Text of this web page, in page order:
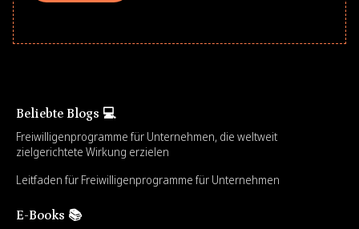
Beliebte Blogs 💻
Freiwilligenprogramme für Unternehmen, die weltweit
zielgerichtete Wirkung erzielen
Leitfaden für Freiwilligenprogramme für Unternehmen
E-Books 📚